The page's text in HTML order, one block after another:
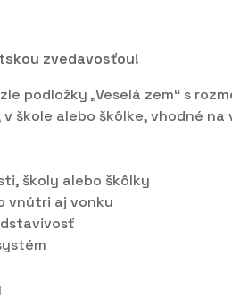
zvedavosťou!
podložky „Veselá zem“ s
škole alebo škôlke, vhodné
školy alebo škôlky
vnútri aj vonku